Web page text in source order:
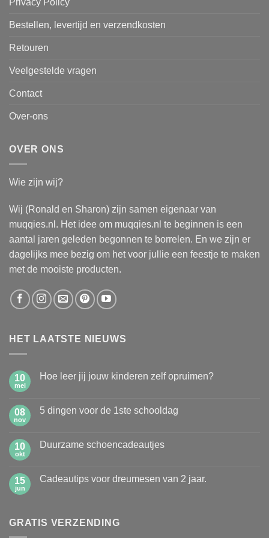
Privacy Policy
Bestellen, levertijd en verzendkosten
Retouren
Veelgestelde vragen
Contact
Over-ons
OVER ONS
Wie zijn wij?
Wij (Ronald en Sharon) zijn samen eigenaar van
muqqies.nl. Het idee om muqqies.nl te beginnen is een
aantal jaren geleden begonnen te borrelen. En we zijn er
dagelijks mee bezig om het voor jullie een feestje te maken
met de mooiste producten.
HET LAATSTE NIEUWS
10
mei
Hoe leer jij jouw kinderen zelf opruimen?
Hoe
kinderen
zelf
08
nov
5 dingen voor de 1ste schooldag
5
1ste
schooldag
10
okt
Duurzame schoencadeautjes
Duurzame
15
jun
Cadeautips voor dreumesen van 2 jaar.
voor
GRATIS VERZENDING